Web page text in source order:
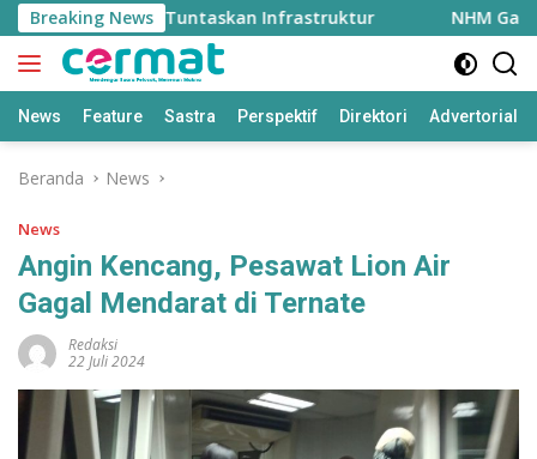
Langsung
ke
konten
Breaking News
Triliun untuk Tuntaskan Infrastruktur NHM
News Feature Sastra Perspektif Direktori Advertorial
Beranda News
News
Angin Kencang, Pesawat Lion Air
Gagal Mendarat di Ternate
Redaksi
22 Juli 2024